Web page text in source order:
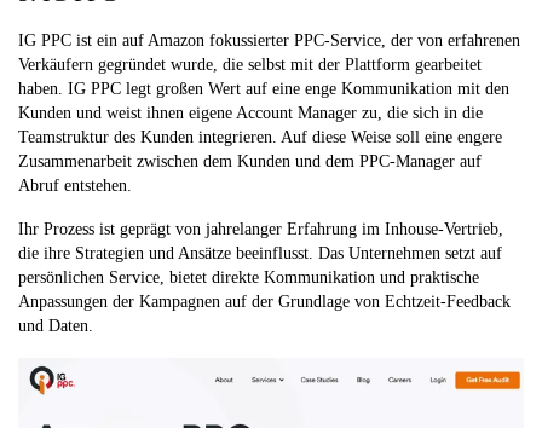
IG PPC ist ein auf Amazon fokussierter PPC-Service, der von erfahrenen
Verkäufern gegründet wurde, die selbst mit der Plattform gearbeitet
haben. IG PPC legt großen Wert auf eine enge Kommunikation mit den
Kunden und weist ihnen eigene Account Manager zu, die sich in die
Teamstruktur des Kunden integrieren. Auf diese Weise soll eine engere
Zusammenarbeit zwischen dem Kunden und dem PPC-Manager auf
Abruf entstehen.
Ihr Prozess ist geprägt von jahrelanger Erfahrung im Inhouse-Vertrieb,
die ihre Strategien und Ansätze beeinflusst. Das Unternehmen setzt auf
persönlichen Service, bietet direkte Kommunikation und praktische
Anpassungen der Kampagnen auf der Grundlage von Echtzeit-Feedback
und Daten.